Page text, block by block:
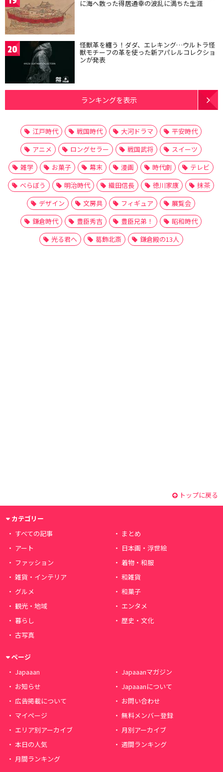
に海へ散った得居通幸の波乱に満ちた生涯
20 怪獣革を纏う！ダダ、エレキング…ウルトラ怪
獣モチーフの革を使った新アパレルコレクショ
ンが発表
ランキングを表示
江戸時代 戦国時代 大河ドラマ
平安時代
アニメ
ロングセラー 戦国武将
スイーツ
雑学
お菓子 幕末 漫画 時代劇
テレビ
べらぼう
明治時代 織田信長 徳川家康
抹茶
デザイン
文房具 フィギュア
展覧会
鎌倉時代
豊臣秀吉 豊臣兄弟！
昭和時代
光る君へ
葛飾北斎 鎌倉殿の13人
トップに戻る
カテゴリー
すべての記事
まとめ
アート
日本画・浮世絵
ファッション
着物・和服
雑貨・インテリア
和雑貨
グルメ
和菓子
観光・地域
エンタメ
暮らし
歴史・文化
古写真
ページ
Japaaan
Japaaanマガジン
お知らせ
Japaaanについて
広告掲載について
お問い合わせ
マイページ
無料メンバー登録
エリア別アーカイブ
月別アーカイブ
本日の人気
週間ランキング
月間ランキング